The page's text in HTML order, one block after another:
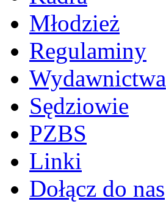
Młodzież
Regulaminy
Wydawnictwa
Sędziowie
PZBS
Linki
Dołącz do nas